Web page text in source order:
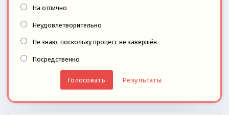
На отлично
Неудовлетворительно
Не знаю, поскольку процесс не завершён
Посредственно
Результаты